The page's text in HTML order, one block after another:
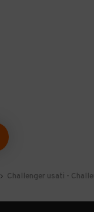
Challenger usati -